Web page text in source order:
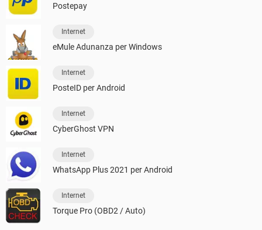
Postepay
Internet
eMule Adunanza per Windows
Internet
PosteID per Android
Internet
CyberGhost VPN
Internet
WhatsApp Plus 2021 per Android
Internet
Torque Pro (OBD2 / Auto)